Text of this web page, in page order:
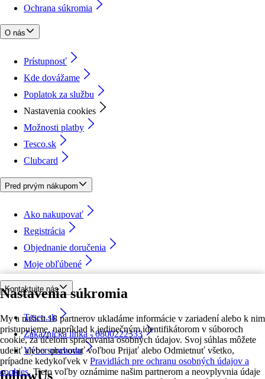
Nastavenia súkromia
My a našich 18 partnerov ukladáme informácie v zariadení alebo k nim
pristupujeme, napríklad k jedinečným identifikátorom v súboroch
cookie, za účelom spracúvania osobných údajov. Svoj súhlas môžete
udeliť alebo spravovať voľbou Prijať alebo Odmietnuť všetko,
prípadne kedykoľvek v Pravidlách pre ochranu osobných údajov a
cookies. Tieto voľby oznámime našim partnerom a neovplyvnia údaje
Ochrana súkromia
O nás
Prístupnosť
Kde dovážame
Poplatok za službu
Nastavenia cookies
Možnosti platby
Tesco.sk
Clubcard
Pred prvým nákupom
Ako nakupovať
Registrácia
Objednanie doručenia
Moje obľúbené
Kontaktujte nás
Tesco.sk
Zákaznícka linka - 0800222333
Výber obchodu
followUs